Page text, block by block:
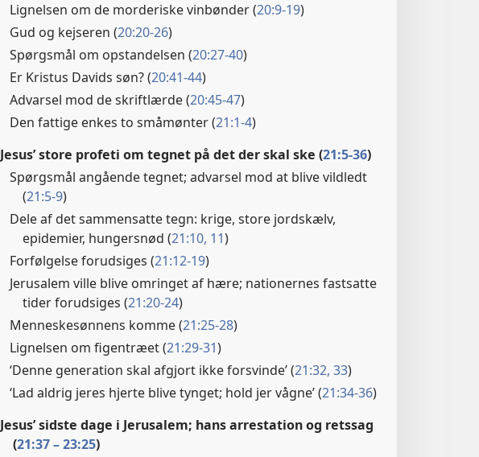
Lignelsen om de morderiske vinbønder (20:9-19)
Gud og kejseren (20:20-26)
Spørgsmål om opstandelsen (20:27-40)
Er Kristus Davids søn? (20:41-44)
Advarsel mod de skriftlærde (20:45-47)
Den fattige enkes to småmønter (21:1-4)
Jesus’ store profeti om tegnet på det der skal ske (21:5-36)
Spørgsmål angående tegnet; advarsel mod at blive vildledt
(21:5-9)
Dele af det sammensatte tegn: krige, store jordskælv,
epidemier, hungersnød (21:10, 11)
Forfølgelse forudsiges (21:12-19)
Jerusalem ville blive omringet af hære; nationernes fastsatte
tider forudsiges (21:20-24)
Menneskesønnens komme (21:25-28)
Lignelsen om figentræet (21:29-31)
‘Denne generation skal afgjort ikke forsvinde’ (21:32, 33)
‘Lad aldrig jeres hjerte blive tynget; hold jer vågne’ (21:34-36)
Jesus’ sidste dage i Jerusalem; hans arrestation og retssag
(21:37 – 23:25)